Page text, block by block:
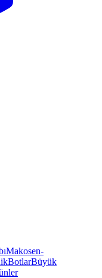
Makosen-
BotlarBüyük